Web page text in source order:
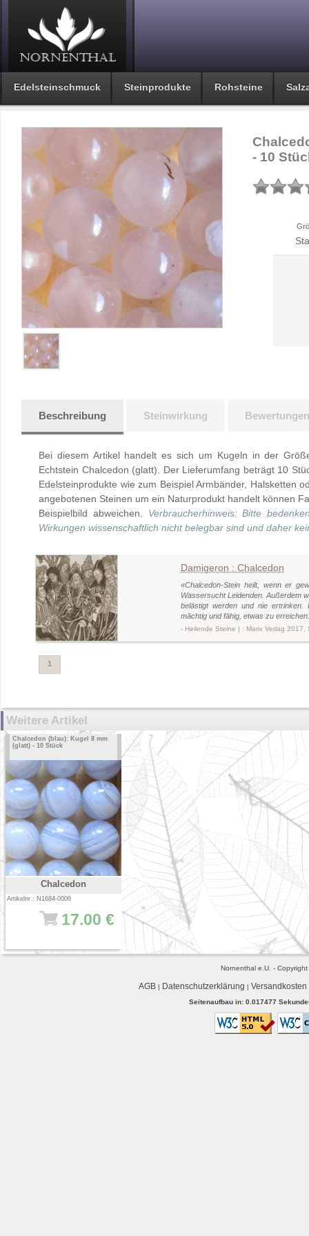
Edelsteinschmuck Steinprodukte Rohsteine
- 10
Beschreibung Steinwirkung Bewertungen
Bei diesem Artikel handelt es sich um Kugeln in der
Echtstein Chalcedon (glatt). Der Lieferumfang beträgt 10
Edelsteinprodukte wie zum Beispiel Armbänder, Halsketten
angebotenen Steinen um ein Naturprodukt handelt können
Beispielbild abweichen. Verbraucherhinweis: Bitte
Wirkungen wissenschaftlich nicht belegbar sind und daher
1
Damigeron : Chalcedon
«Chalcedon-Stein heilt, wenn er
Wassersucht Leidenden. Außerdem
belästigt werden und nie
mächtig und fähig, etwas zu
- Heilende Steine | : Marix Verlag 2017,
Weitere Artikel
Chalcedon (blau): Kugel 8 mm
(glatt) - 10 Stück
Chalcedon
Artikelnr.: N1684-0000
17.00 €
Nornenthal e.U. -
AGB| Datenschutzerklärung | Versandkosten
Seitenaufbau in: 0.017477